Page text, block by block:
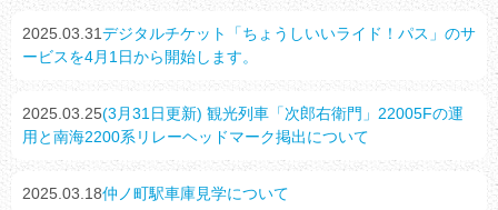
2025.03.31デジタルチケット「ちょうしいいライド！パス」のサ
ービスを4月1日から開始します。
2025.03.25(3月31日更新) 観光列車「次郎右衛門」22005Fの運
用と南海2200系リレーヘッドマーク掲出について
2025.03.18仲ノ町駅車庫見学について